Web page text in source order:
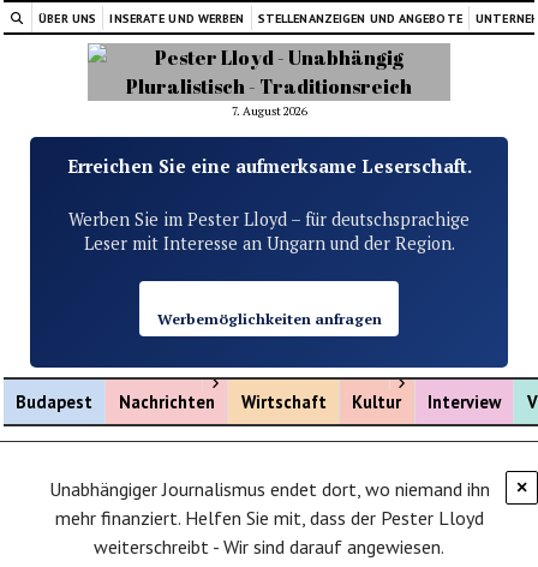
ÜBER UNS INSERATE UND WERBEN STELLENANZEIGEN UND ANGEBOTE
7. August 2026
Erreichen Sie eine aufmerksame Leserschaft.
Werben Sie im Pester Lloyd – für deutschsprachige
Leser mit Interesse an Ungarn und der Region.
Werbemöglichkeiten anfragen
Budapest Nachrichten
Menü öffnen
Wirtschaft Kultur
Menü öffnen
Interview
×
Unabhängiger Journalismus endet dort, wo niemand ihn
mehr finanziert. Helfen Sie mit, dass der Pester Lloyd
weiterschreibt - Wir sind darauf angewiesen.